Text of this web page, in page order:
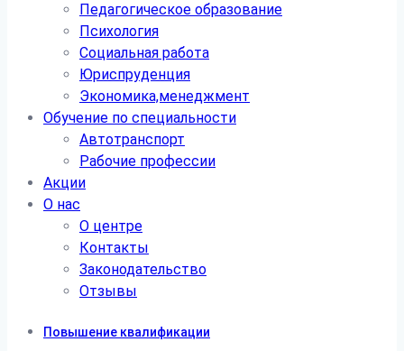
Педагогическое образование
Психология
Социальная работа
Юриспруденция
Экономика,менеджмент
Обучение по специальности
Автотранспорт
Рабочие профессии
Акции
О нас
О центре
Контакты
Законодательство
Отзывы
Повышение квалификации